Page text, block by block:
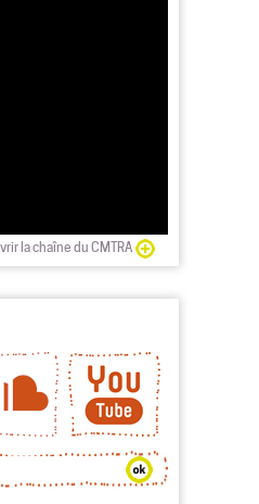
la chaîne du CMTRA